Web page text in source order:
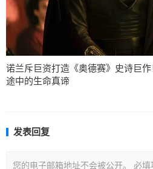
诺兰斥巨资打造《奥德赛》史诗巨
途中的生命真谛
发表回复
您的电子邮箱地址不会被公开。 必填